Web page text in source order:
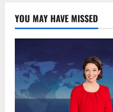
YOU MAY HAVE MISSED